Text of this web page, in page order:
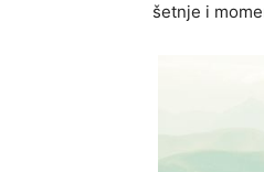
šetnje i